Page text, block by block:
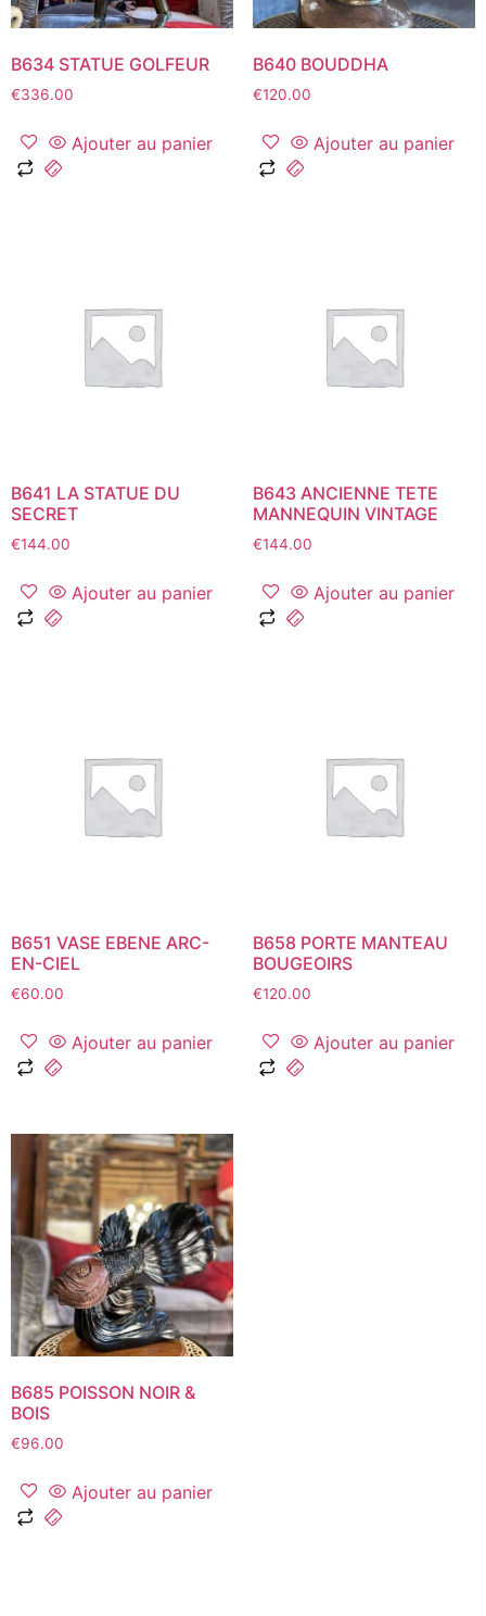
B634 STATUE GOLFEUR
€336.00
Ajouter au panier
B640 BOUDDHA
€120.00
Ajouter au panier
B641 LA STATUE DU
SECRET
€144.00
Ajouter au panier
B643 ANCIENNE TETE
MANNEQUIN VINTAGE
€144.00
Ajouter au panier
B651 VASE EBENE ARC-
EN-CIEL
€60.00
Ajouter au panier
B658 PORTE MANTEAU
BOUGEOIRS
€120.00
Ajouter au panier
B685 POISSON NOIR &
BOIS
€96.00
Ajouter au panier